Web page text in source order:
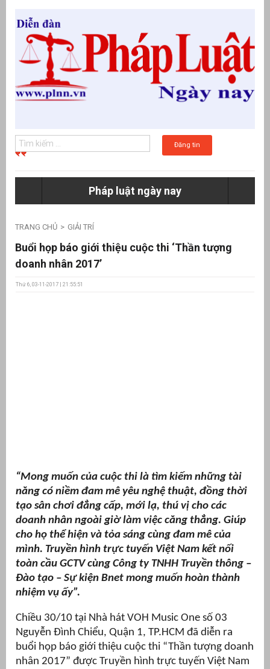
Đăng tin
Pháp luật ngày nay
TRANG CHỦ GIẢI TRÍ
Buổi họp báo giới thiệu cuộc thi ‘Thần tượng
doanh nhân 2017’
Thứ 6, 03-11-2017 | 21:55:51
“Mong muốn của cuộc thi là tìm kiếm những tài
năng có niềm đam mê yêu nghệ thuật, đồng thời
tạo sân chơi đẳng cấp, mới lạ, thú vị cho các
doanh nhân ngoài giờ làm việc căng thẳng. Giúp
cho họ thể hiện và tỏa sáng cùng đam mê của
mình. Truyền hình trực tuyến Việt Nam kết nối
toàn cầu GCTV cùng Công ty TNHH Truyền thông –
Đào tạo – Sự kiện Bnet mong muốn hoàn thành
nhiệm vụ ấy”.
Chiều 30/10 tại Nhà hát VOH Music One số 03
Nguyễn Đình Chiểu, Quận 1, TP.HCM đã diễn ra
buổi họp báo giới thiệu cuộc thi “Thần tượng doanh
nhân 2017” được Truyền hình trực tuyến Việt Nam